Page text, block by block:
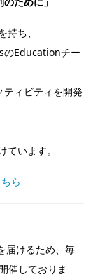
ち、
のEducationチー
ィビティを開発
います。
ら
届けるため、毎
催しておりま